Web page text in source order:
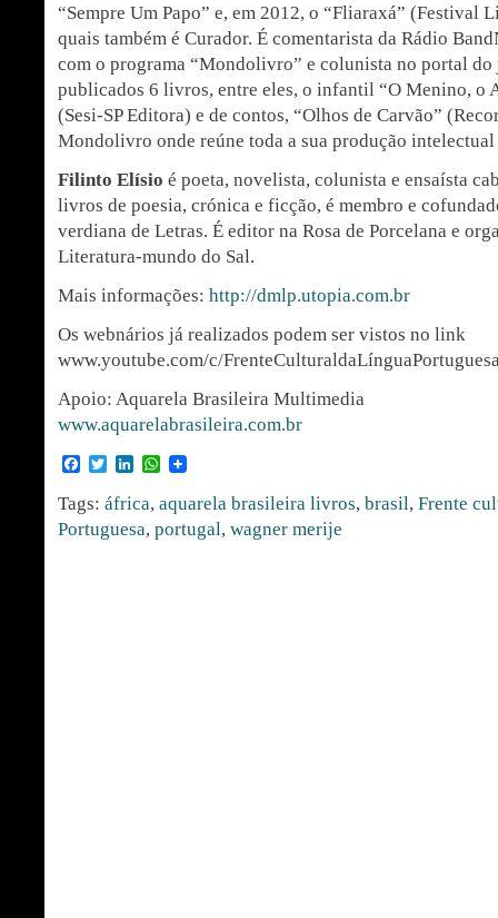
“Sempre Um Papo” e, em 2012, o “Fliaraxá” (Festival
quais também é Curador. É comentarista da Rádio
com o programa “Mondolivro” e colunista no portal do
publicados 6 livros, entre eles, o infantil “O Menino, o
(Sesi-SP Editora) e de contos, “Olhos de Carvão”
Mondolivro onde reúne toda a sua produção
Filinto Elísio é poeta, novelista, colunista e ensaísta
livros de poesia, crónica e ficção, é membro e
verdiana de Letras. É editor na Rosa de Porcelana e
Literatura-mundo do Sal.
Mais informações: http://dmlp.utopia.com.br
Os webnários já realizados podem ser vistos no link
www.youtube.com/c/
Apoio: Aquarela Brasileira Multimedia
www.aquarelabrasileira.com.br
Facebook
TwitterLinkedInWhatsApp
Tags: áfrica, aquarela brasileira livros, brasil, Frente
Portuguesa, portugal, wagner merije